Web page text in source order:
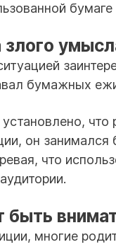
бумажных
он занимался
что
быть
многие